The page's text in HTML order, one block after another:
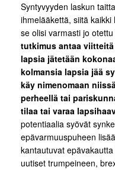
Syntyvyyden laskun
ihmelääkettä, siitä kaikki
se olisi varmasti jo
tutkimus antaa viitteitä
lapsia jätetään
kolmansia lapsia jää
käy nimenomaan
perheellä tai
tilaa tai varaa lapsi
potentiaalia syövät
epävarmuuspuheen
kantautuvat
uutiset trumpeineen,